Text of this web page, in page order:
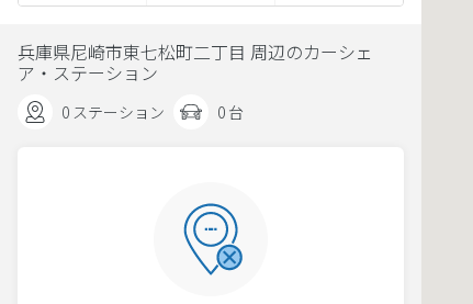
兵庫県尼崎市東七松町二丁目 周辺のカーシェ
ア・ステーション
0 ステーション 0 台